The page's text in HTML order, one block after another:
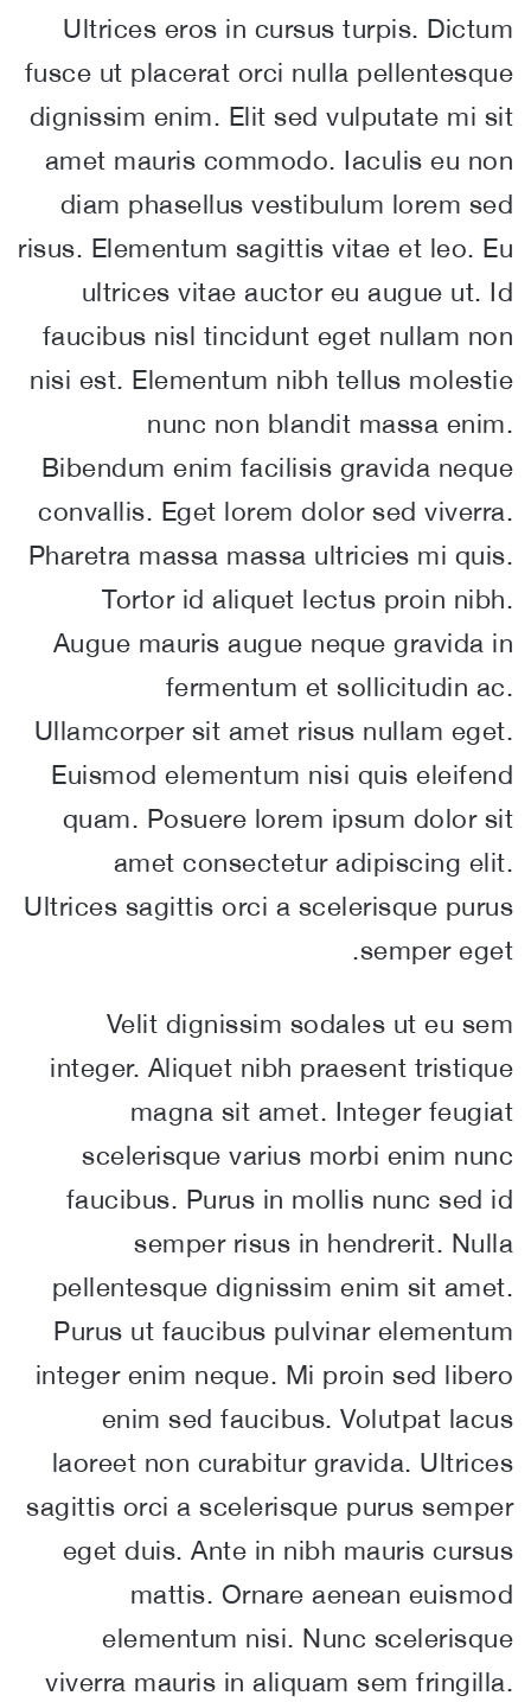
Ultrices eros in cursus turpis. Dictum
fusce ut placerat orci nulla pellentesque
dignissim enim. Elit sed vulputate mi sit
amet mauris commodo. Iaculis eu non
diam phasellus vestibulum lorem sed
risus. Elementum sagittis vitae et leo. Eu
ultrices vitae auctor eu augue ut. Id
faucibus nisl tincidunt eget nullam non
nisi est. Elementum nibh tellus molestie
nunc non blandit massa enim.
Bibendum enim facilisis gravida neque
convallis. Eget lorem dolor sed viverra.
Pharetra massa massa ultricies mi quis.
Tortor id aliquet lectus proin nibh.
Augue mauris augue neque gravida in
fermentum et sollicitudin ac.
Ullamcorper sit amet risus nullam eget.
Euismod elementum nisi quis eleifend
quam. Posuere lorem ipsum dolor sit
amet consectetur adipiscing elit.
Ultrices sagittis orci a scelerisque purus
semper eget.
Velit dignissim sodales ut eu sem
integer. Aliquet nibh praesent tristique
magna sit amet. Integer feugiat
scelerisque varius morbi enim nunc
faucibus. Purus in mollis nunc sed id
semper risus in hendrerit. Nulla
pellentesque dignissim enim sit amet.
Purus ut faucibus pulvinar elementum
integer enim neque. Mi proin sed libero
enim sed faucibus. Volutpat lacus
laoreet non curabitur gravida. Ultrices
sagittis orci a scelerisque purus semper
eget duis. Ante in nibh mauris cursus
mattis. Ornare aenean euismod
elementum nisi. Nunc scelerisque
viverra mauris in aliquam sem fringilla.